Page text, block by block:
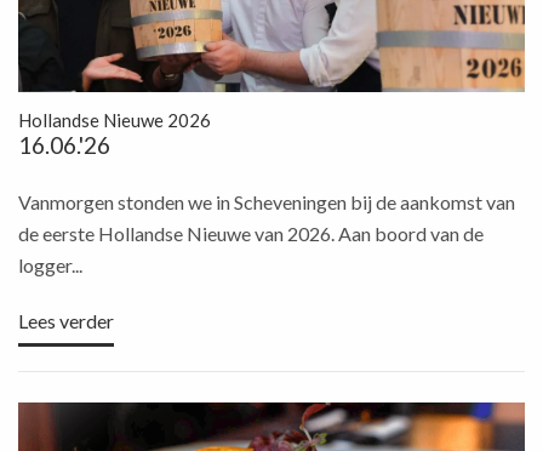
Hollandse Nieuwe 2026
16.06.'26
Vanmorgen stonden we in Scheveningen bij de aankomst van
de eerste Hollandse Nieuwe van 2026. Aan boord van de
logger...
Lees verder